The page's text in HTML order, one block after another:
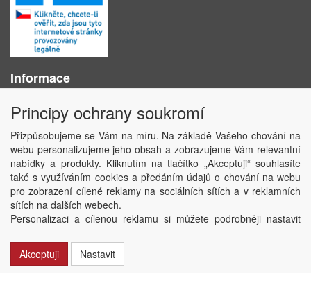
Informace
Obchodní podmínky
Ochrana osobních údajů
Kontakt
Losování účtenek
Aktuality
Nastavení soukromí
Copyright © ABRA Software a.s. 2020
Principy ochrany soukromí
Přizpůsobujeme se Vám na míru. Na základě Vašeho chování na
webu personalizujeme jeho obsah a zobrazujeme Vám relevantní
nabídky a produkty. Kliknutím na tlačítko „Akceptuji“ souhlasíte
také s využíváním cookies a předáním údajů o chování na webu
pro zobrazení cílené reklamy na sociálních sítích a v reklamních
sítích na dalších webech.
Personalizaci a cílenou reklamu si můžete podrobněji nastavit
Akceptuji
Nastavit